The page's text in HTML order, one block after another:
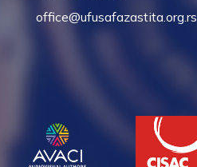
office@ufusafazastita.org.rs